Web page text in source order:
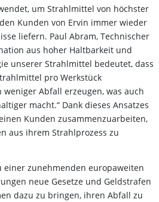
um Strahlmittel von höchster
Kunden von Ervin immer wieder
liefern. Paul Abram, Technischer
aus hoher Haltbarkeit und
unserer Strahlmittel bedeutet, dass
pro Werkstück
Abfall erzeugen, was auch
macht.“ Dank dieses Ansatzes
Kunden zusammenzuarbeiten,
aus ihrem Strahlprozess zu
einer zunehmenden europaweiten
neue Gesetze und Geldstrafen
dazu zu bringen, ihren Abfall zu